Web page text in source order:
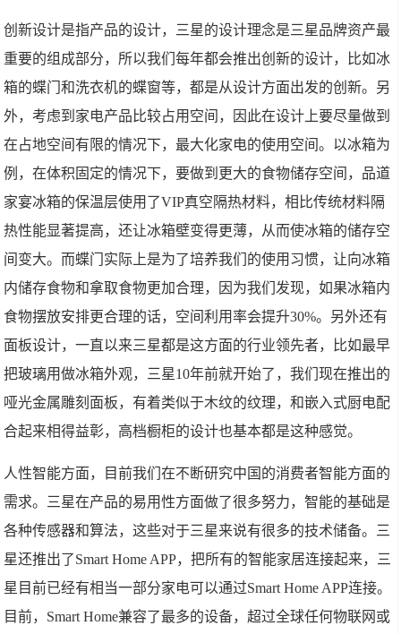
创新设计是指产品的设计，三星的设计理念是三星品牌资产最
重要的组成部分，所以我们每年都会推出创新的设计，比如冰
箱的蝶门和洗衣机的蝶窗等，都是从设计方面出发的创新。另
外，考虑到家电产品比较占用空间，因此在设计上要尽量做到
在占地空间有限的情况下，最大化家电的使用空间。以冰箱为
例，在体积固定的情况下，要做到更大的食物储存空间，品道
家宴冰箱的保温层使用了VIP真空隔热材料，相比传统材料隔
热性能显著提高，还让冰箱壁变得更薄，从而使冰箱的储存空
间变大。而蝶门实际上是为了培养我们的使用习惯，让向冰箱
内储存食物和拿取食物更加合理，因为我们发现，如果冰箱内
食物摆放安排更合理的话，空间利用率会提升30%。另外还有
面板设计，一直以来三星都是这方面的行业领先者，比如最早
把玻璃用做冰箱外观，三星10年前就开始了，我们现在推出的
哑光金属雕刻面板，有着类似于木纹的纹理，和嵌入式厨电配
合起来相得益彰，高档橱柜的设计也基本都是这种感觉。
人性智能方面，目前我们在不断研究中国的消费者智能方面的
需求。三星在产品的易用性方面做了很多努力，智能的基础是
各种传感器和算法，这些对于三星来说有很多的技术储备。三
星还推出了Smart Home APP，把所有的智能家居连接起来，三
星目前已经有相当一部分家电可以通过Smart Home APP连接。
目前，Smart Home兼容了最多的设备，超过全球任何物联网或